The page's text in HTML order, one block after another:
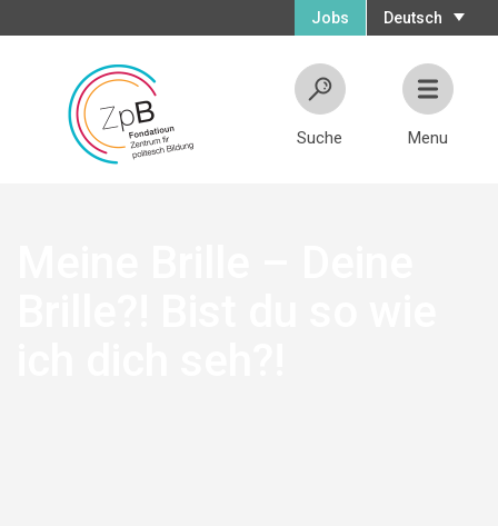
Deutsch
Jobs
Suche Menu